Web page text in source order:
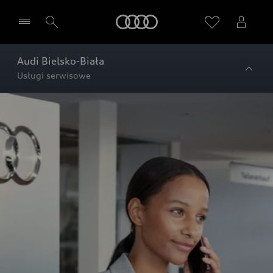
Audi Bielsko-Biała
Usługi serwisowe